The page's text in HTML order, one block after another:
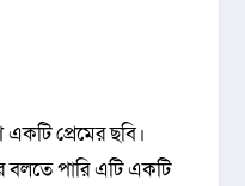
প্রেমের ছবি।
বলতে পারি এটি একটি